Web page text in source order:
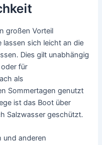
großen Vorteil
lassen sich leicht an die
Dies gilt unabhängig
für
als
Sommertagen genutzt
ist das Boot über
Salzwasser geschützt.
und anderen